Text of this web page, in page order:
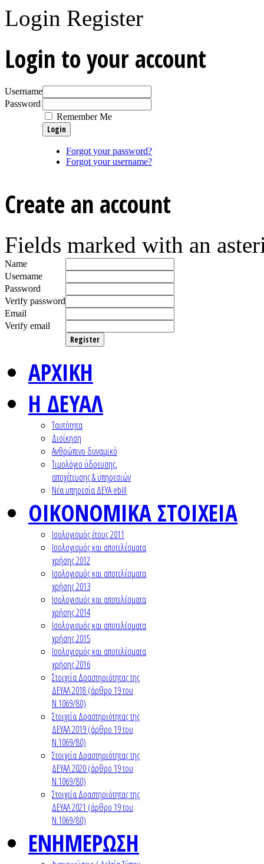
Login Register
Login to your account
Username
Password
Remember Me
Forgot your password?
Forgot your username?
Create an account
Fields marked with an
Name
Username
Password
Verify password
Email
Verify email
Register
ΑΡΧΙΚΗ
Η ΔΕΥΑΛ
Ταυτότητα
Διοίκηση
Ανθρώπινο δυναμικό
Τιμολόγιο ύδρευσης,
αποχέτευσης & υπηρεσιών
Nέα υπηρεσία ΔΕΥΑ ebill
ΟΙΚΟΝΟΜΙΚΑ ΣΤΟΙΧΕΙΑ
Ισολογισμός έτους 2011
Ισολογισμός και αποτελέσματα
χρήσης 2012
Ισολογισμός και αποτελέσματα
χρήσης 2013
Ισολογισμός και αποτελέσματα
χρήσης 2014
Ισολογισμός και αποτελέσματα
χρήσης 2015
Ισολογισμός και αποτελέσματα
χρήσης 2016
Στοιχεία Δραστηριότητας της
ΔΕΥΑΛ 2018 (άρθρο 19 του
Ν.1069/80)
Στοιχεία Δραστηριότητας της
ΔΕΥΑΛ 2019 (άρθρο 19 του
Ν.1069/80)
Στοιχεία Δραστηριότητας της
ΔΕΥΑΛ 2020 (άρθρο 19 του
Ν.1069/80)
Στοιχεία Δραστηριότητας της
ΔΕΥΑΛ 2021 (άρθρο 19 του
Ν.1069/80)
ΕΝΗΜΕΡΩΣΗ